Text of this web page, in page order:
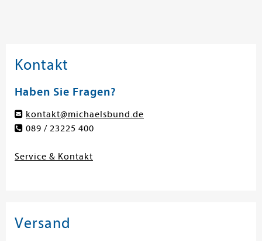
Kontakt
Haben Sie Fragen?
kontakt@michaelsbund.de
089 / 23225 400
Service & Kontakt
Versand